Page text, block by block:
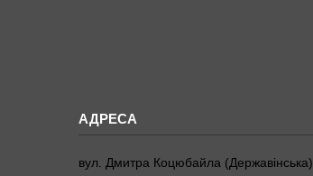
вул. Дмитра Коцюбайла (Державінська),